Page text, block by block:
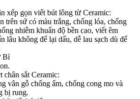
xếp gọn viết bút lông từ Ceramic:
trên sứ có màu trắng, chống lóa, chống
nhiễm khuẩn độ bền cao, viết êm
lâu không để lại dấu, dễ lau sạch dù để
Bỉ
chân sắt Ceramic:
vân gỗ chống ẩm, chống cong mo và
bị rung.